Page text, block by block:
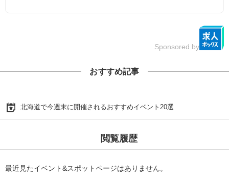
Sponsored by
おすすめ記事
北海道で今週末に開催されるおすすめイベント20選
閲覧履歴
最近見たイベント&スポットページはありません。